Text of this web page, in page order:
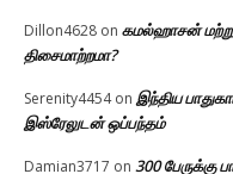
Dillon4628 on கமல்ஹாசன்
திசைமாற்றமா?
Serenity4454on இந்திய
இஸ்ரேலுடன் ஒப்பந்தம்
Damian3717 on 300 பேருக்கு